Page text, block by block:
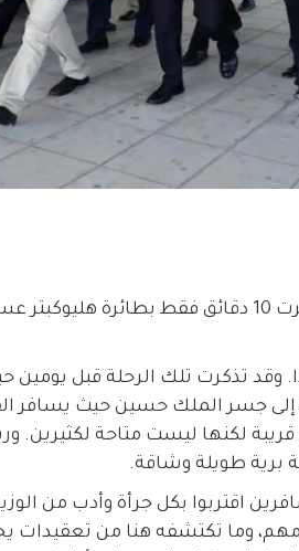
سافرت مرة إلى فلسطين، والرحلة استمرت 10 دقائق فقط
تذكرت تلك الرحلة قبل يومين
إلى جسر الملك حسين حيث يسافر
لكنها ليست متاحة لكثيرين.
برية طويلة وشاقة.
اقتربوا بكل جرأة وأدب من
وما تكتشفه هنا من تعقيدات